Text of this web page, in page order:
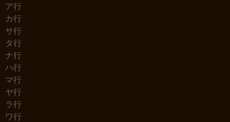
ア行
カ行
サ行
タ行
ナ行
ハ行
マ行
ヤ行
ラ行
ワ行